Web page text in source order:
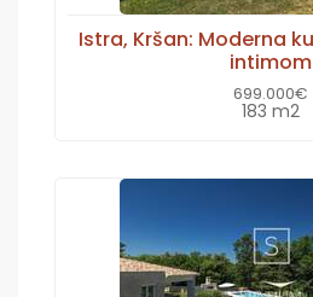
Istra, Kršan: Moderna
intimom
699.000€
183 m2